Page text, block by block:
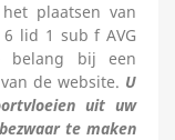
plaatsen van
lid 1 sub f AVG
belang bij een
de website. U
uit uw
te maken